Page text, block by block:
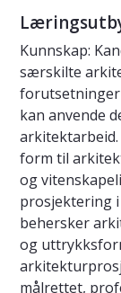
Kunnskap:
særskilte
kan anvende
arkitektarbeid.
form til
og
prosjektering
behersker
og
målrettet,